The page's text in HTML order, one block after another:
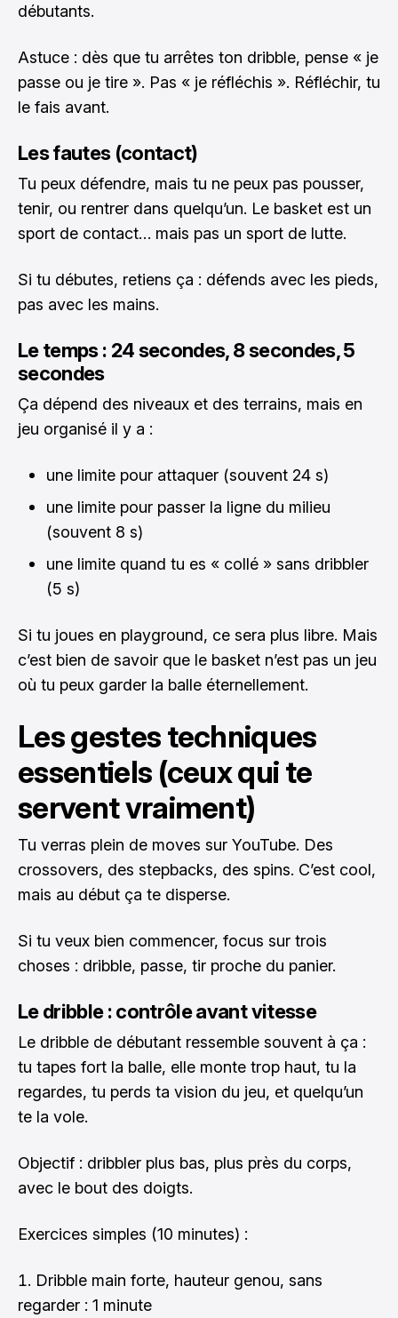
débutants.
Astuce : dès que tu arrêtes ton dribble, pense « je
passe ou je tire ». Pas « je réfléchis ». Réfléchir, tu
le fais avant.
Les fautes (contact)
Tu peux défendre, mais tu ne peux pas pousser,
tenir, ou rentrer dans quelqu’un. Le basket est un
sport de contact… mais pas un sport de lutte.
Si tu débutes, retiens ça : défends avec les pieds,
pas avec les mains.
Le temps : 24 secondes, 8 secondes, 5
secondes
Ça dépend des niveaux et des terrains, mais en
jeu organisé il y a :
une limite pour attaquer (souvent 24 s)
une limite pour passer la ligne du milieu
(souvent 8 s)
une limite quand tu es « collé » sans dribbler
(5 s)
Si tu joues en playground, ce sera plus libre. Mais
c’est bien de savoir que le basket n’est pas un jeu
où tu peux garder la balle éternellement.
Les gestes techniques
essentiels (ceux qui te
servent vraiment)
Tu verras plein de moves sur YouTube. Des
crossovers, des stepbacks, des spins. C’est cool,
mais au début ça te disperse.
Si tu veux bien commencer, focus sur trois
choses : dribble, passe, tir proche du panier.
Le dribble : contrôle avant vitesse
Le dribble de débutant ressemble souvent à ça :
tu tapes fort la balle, elle monte trop haut, tu la
regardes, tu perds ta vision du jeu, et quelqu’un
te la vole.
Objectif : dribbler plus bas, plus près du corps,
avec le bout des doigts.
Exercices simples (10 minutes) :
Dribble main forte, hauteur genou, sans
regarder : 1 minute